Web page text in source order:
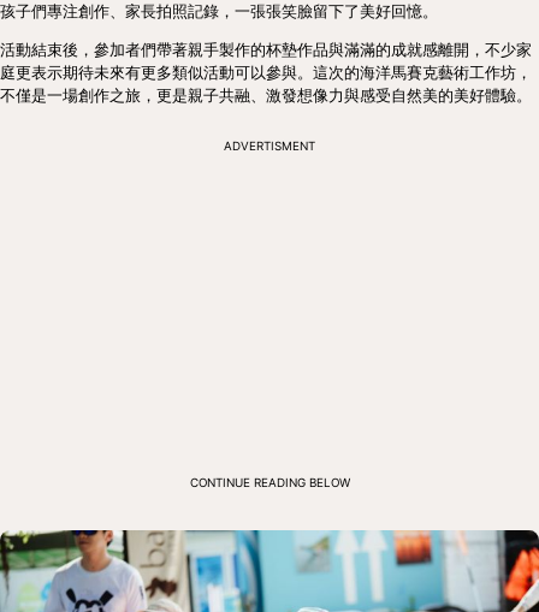
孩子們專注創作、家長拍照記錄，一張張笑臉留下了美好回憶。
活動結束後，參加者們帶著親手製作的杯墊作品與滿滿的成就感離開，不少家
庭更表示期待未來有更多類似活動可以參與。這次的海洋馬賽克藝術工作坊，
不僅是一場創作之旅，更是親子共融、激發想像力與感受自然美的美好體驗。
ADVERTISMENT
CONTINUE READING BELOW